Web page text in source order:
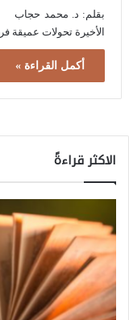
بقلم: د. محمد حجاب
الأخيرة تحولات عميقة
أكمل القراءة »
الاكثر قراءةً